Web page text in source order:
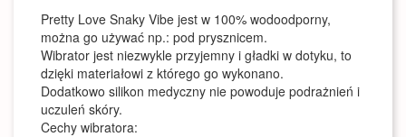
Pretty Love Snaky Vibe jest w 100% wodoodporny,
można go używać np.: pod prysznicem.
Wibrator jest niezwykle przyjemny i gładki w dotyku, to
dzięki materiałowi z którego go wykonano.
Dodatkowo silikon medyczny nie powoduje podrażnień i
uczuleń skóry.
Cechy wibratora: